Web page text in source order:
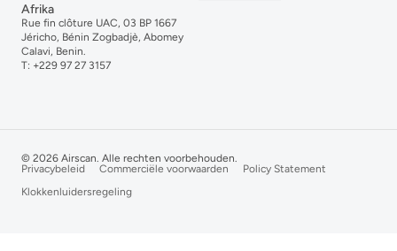
Afrika
Rue fin clôture UAC, 03 BP 1667
Jéricho, Bénin Zogbadjè, Abomey
Calavi, Benin.
T: +229 97 27 3157
© 2026 Airscan. Alle rechten voorbehouden.
Privacybeleid
Commerciële voorwaarden
Policy Statement
Klokkenluidersregeling